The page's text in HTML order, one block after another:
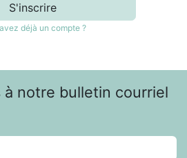
S'inscrire
déjà un compte ?
notre bulletin courriel